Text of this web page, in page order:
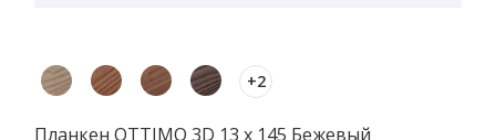
+2
Планкен OTTIMO 3D 13 х 145 Бежевый